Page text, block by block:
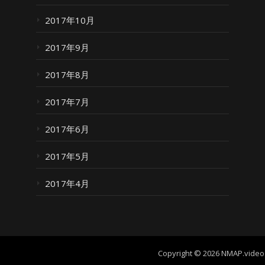
2017年10月
2017年9月
2017年8月
2017年7月
2017年6月
2017年5月
2017年4月
Copyright © 2026